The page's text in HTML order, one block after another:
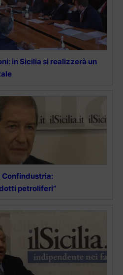
in Sicilia si realizzerà un
Confindustria:
petroliferi”